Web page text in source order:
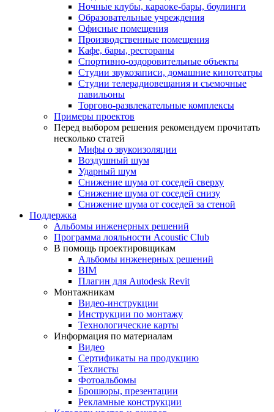
Ночные клубы, караоке-бары, боулинги
Образовательные учреждения
Офисные помещения
Производственные помещения
Кафе, бары, рестораны
Спортивно-оздоровительные объекты
Студии звукозаписи, домашние кинотеатры
Студии телерадиовещания и съемочные
павильоны
Торгово-развлекательные комплексы
Примеры проектов
Перед выбором решения рекомендуем прочитать
несколько статей
Мифы о звукоизоляции
Воздушный шум
Ударный шум
Снижение шума от соседей сверху
Снижение шума от соседей снизу
Снижение шума от соседей за стеной
Поддержка
Альбомы инженерных решений
Программа лояльности Acoustic Club
В помощь проектировщикам
Альбомы инженерных решений
BIM
Плагин для Autodesk Revit
Монтажникам
Видео-инструкции
Инструкции по монтажу
Технологические карты
Информация по материалам
Видео
Сертификаты на продукцию
Техлисты
Фотоальбомы
Брошюры, презентации
Рекламные конструкции